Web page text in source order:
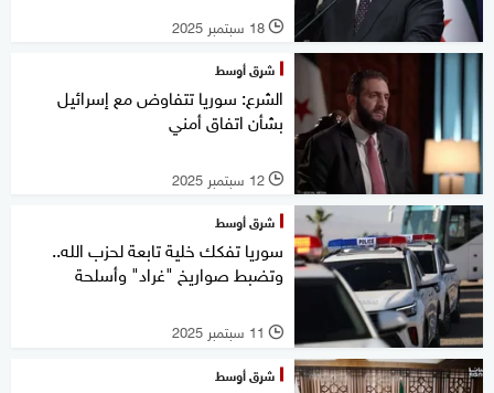
l 18 سبتمبر 2025
شرق أوسط
الشرع: سوريا تتفاوض مع إسرائيل
بشأن اتفاق أمني
l 12 سبتمبر 2025
شرق أوسط
سوريا تفكك خلية تابعة لحزب الله..
وتضبط صواريخ "غراد" وأسلحة
l 11 سبتمبر 2025
شرق أوسط